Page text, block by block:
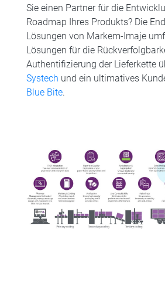
Sie einen Partner für die
Roadmap Ihres Produkts? Die
Lösungen von Markem-Imaje
Lösungen für die
Authentifizierung der Lieferkette
Systech und ein ultimatives
Blue Bite.